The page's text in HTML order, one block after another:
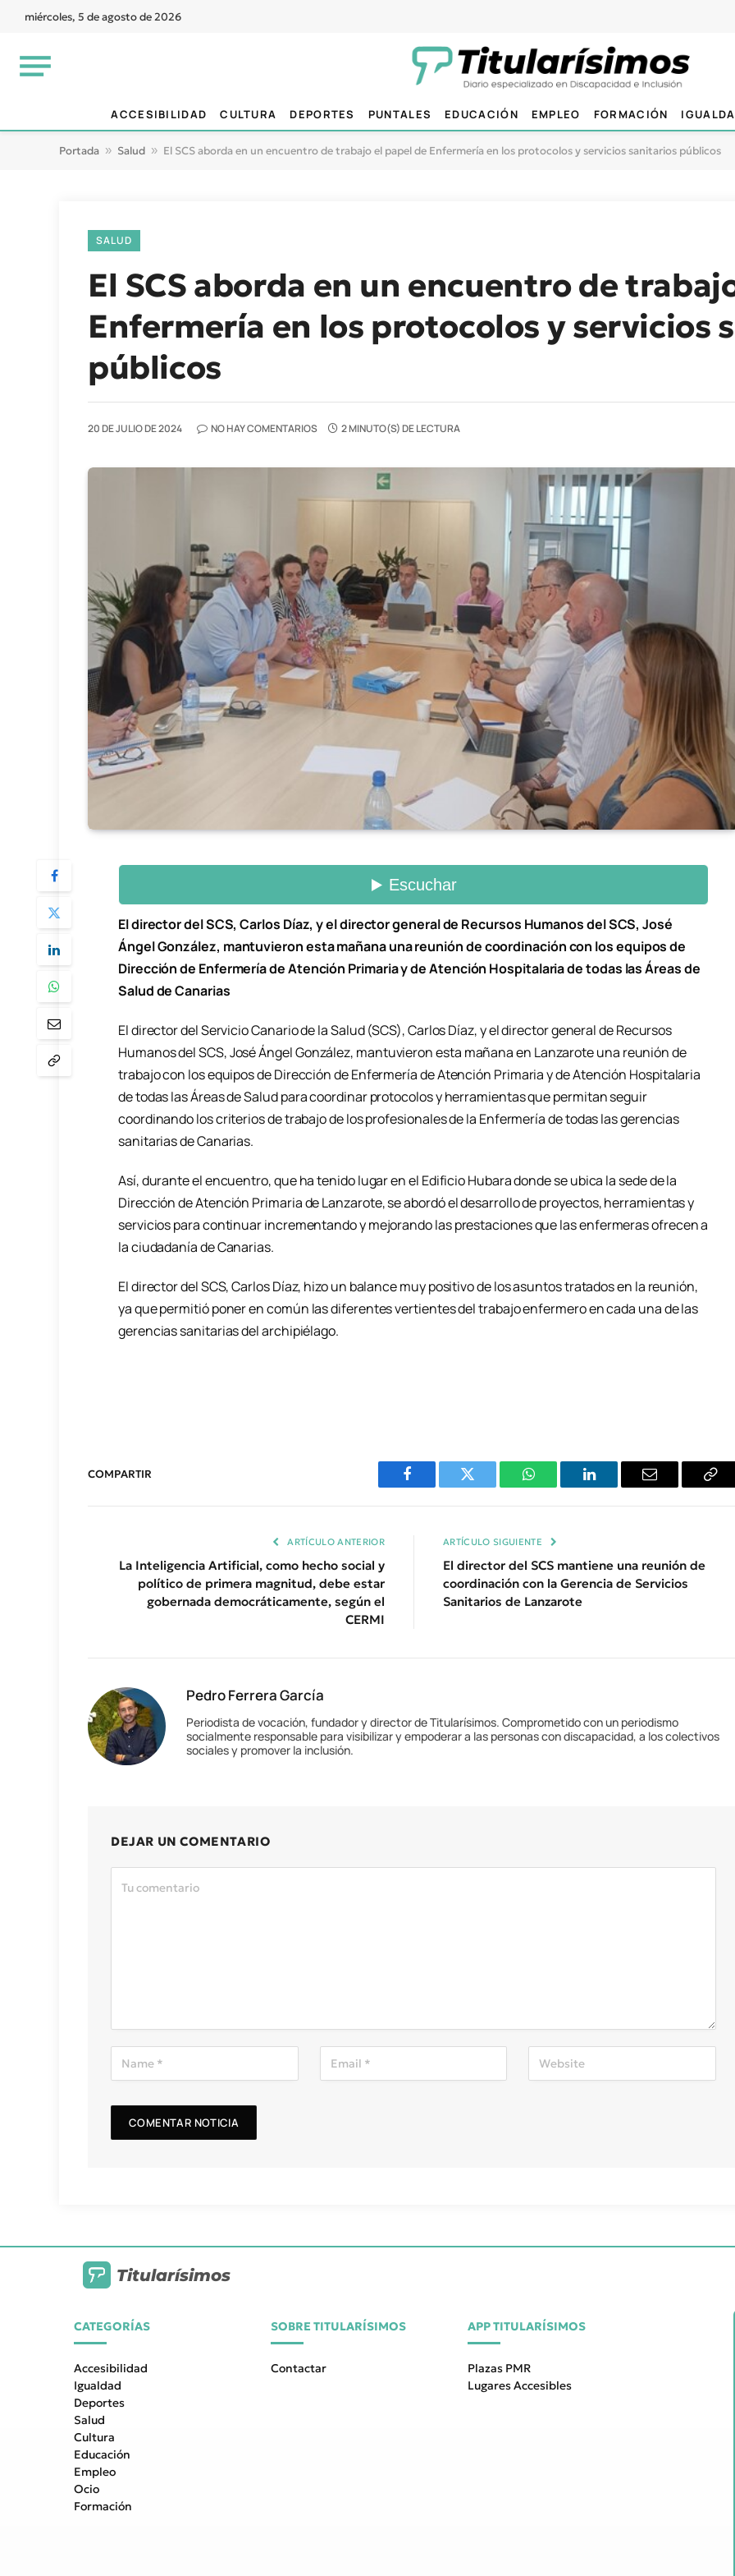
miércoles, 5 de agosto de 2026
ACCESIBILIDAD CULTURA DEPORTES PUNTALES EDUCACIÓN EMPLEO FORMACIÓN
Portada » Salud » El SCS aborda en un encuentro de trabajo el papel de Enfermería en los protocolos y servicios sanitarios públicos
SALUD
El SCS aborda en un encuentro de
Enfermería en los protocolos y servicios
públicos
20 DE JULIO DE 2024 NO HAY COMENTARIOS 2 MINUTO(S) DE LECTURA
El director del SCS, Carlos Díaz, y el director general de Recursos Humanos del SCS, José
Ángel González, mantuvieron esta mañana una reunión de coordinación con los equipos de
Dirección de Enfermería de Atención Primaria y de Atención Hospitalaria de todas las Áreas de
Salud de Canarias
El director del Servicio Canario de la Salud (SCS), Carlos Díaz, y el director general de Recursos
Humanos del SCS, José Ángel González, mantuvieron esta mañana en Lanzarote una reunión de
trabajo con los equipos de Dirección de Enfermería de Atención Primaria y de Atención Hospitalaria
de todas las Áreas de Salud para coordinar protocolos y herramientas que permitan seguir
coordinando los criterios de trabajo de los profesionales de la Enfermería de todas las gerencias
sanitarias de Canarias.
Así, durante el encuentro, que ha tenido lugar en el Edificio Hubara donde se ubica la sede de la
Dirección de Atención Primaria de Lanzarote, se abordó el desarrollo de proyectos, herramientas y
servicios para continuar incrementando y mejorando las prestaciones que las enfermeras ofrecen a
la ciudadanía de Canarias.
El director del SCS, Carlos Díaz, hizo un balance muy positivo de los asuntos tratados en la reunión,
ya que permitió poner en común las diferentes vertientes del trabajo enfermero en cada una de las
gerencias sanitarias del archipiélago.
COMPARTIR
Facebook Twitter WhatsAppLinkedIn Email
ARTÍCULO ANTERIOR
La Inteligencia Artificial, como hecho social y
político de primera magnitud, debe estar
gobernada democráticamente, según el
CERMI
ARTÍCULO SIGUIENTE
El director del SCS mantiene una reunión de
coordinación con la Gerencia de Servicios
Sanitarios de Lanzarote
Pedro Ferrera García
Periodista de vocación, fundador y director de Titularísimos. Comprometido con un periodismo
socialmente responsable para visibilizar y empoderar a las personas con discapacidad, a los colectivos
sociales y promover la inclusión.
DEJAR UN COMENTARIO
Titularísimos
CATEGORÍAS
Accesibilidad
Igualdad
Deportes
Salud
Cultura
Educación
Empleo
Ocio
Formación
SOBRE TITULARÍSIMOS
Contactar
APP TITULARÍSIMOS
Plazas PMR
Lugares Accesibles